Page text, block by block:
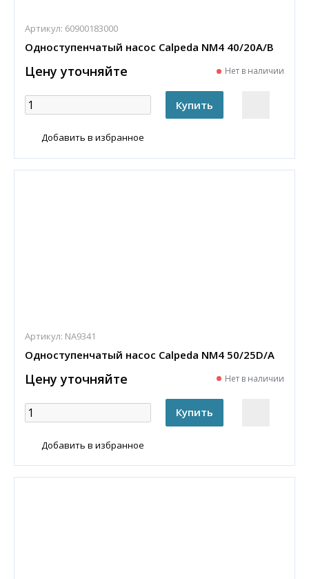
Артикул: 60900183000
Одноступенчатый насос Calpeda NM4 40/20A/B
Цену уточняйте Нет в наличии
Добавить в избранное
Артикул: NA9341
Одноступенчатый насос Calpeda NM4 50/25D/A
Цену уточняйте Нет в наличии
Добавить в избранное